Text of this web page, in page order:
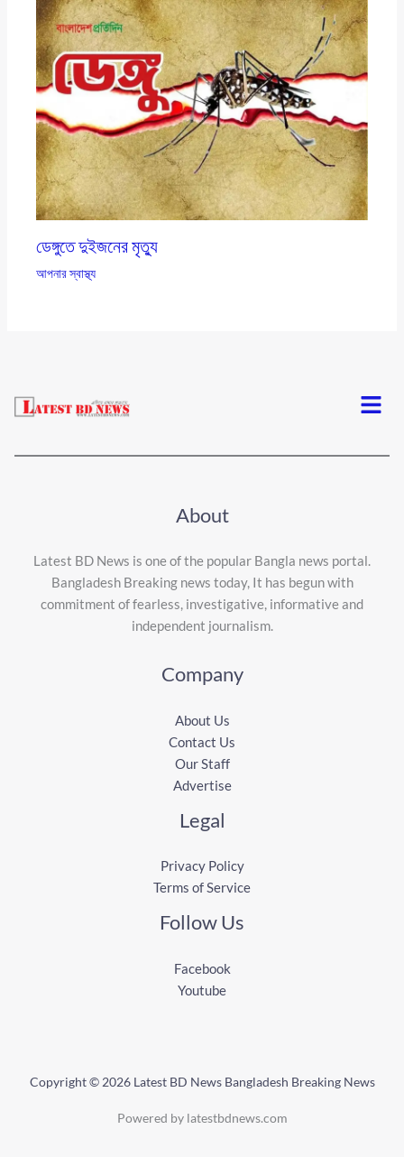
ডেঙ্গুতে দুইজনের মৃত্যু
আপনার স্বাস্থ্য
Menu
About
Latest BD News is one of the popular Bangla news portal.
Bangladesh Breaking news today, It has begun with
commitment of fearless, investigative, informative and
independent journalism.
Company
About Us
Contact Us
Our Staff
Advertise
Legal
Privacy Policy
Terms of Service
Follow Us
Facebook
Youtube
Copyright © 2026 Latest BD News Bangladesh Breaking News
Powered by latestbdnews.com